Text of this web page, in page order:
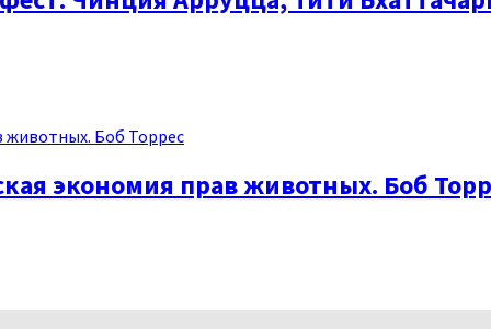
экономия прав животных. Боб